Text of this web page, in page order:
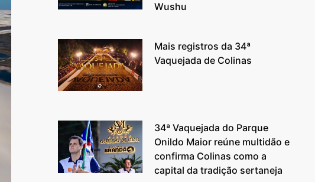
Wushu
Mais registros da 34ª
Vaquejada de Colinas
34ª Vaquejada do Parque
Onildo Maior reúne multidão e
confirma Colinas como a
capital da tradição sertaneja